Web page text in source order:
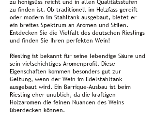
zu honigsüss reicht und in allen Qualitätsstufen
zu finden ist. Ob traditionell im Holzfass gereift
oder modern im Stahltank ausgebaut, bietet er
ein breites Spektrum an Aromen und Stilen.
Entdecken Sie die Vielfalt des deutschen Rieslings
und finden Sie Ihren perfekten Wein!
Riesling ist bekannt für seine lebendige Säure und
sein vielschichtiges Aromenprofil. Diese
Eigenschaften kommen besonders gut zur
Geltung, wenn der Wein im Edelstahltank
ausgebaut wird. Ein Barrique-Ausbau ist beim
Riesling eher unüblich, da die kräftigen
Holzaromen die feinen Nuancen des Weins
überdecken können.